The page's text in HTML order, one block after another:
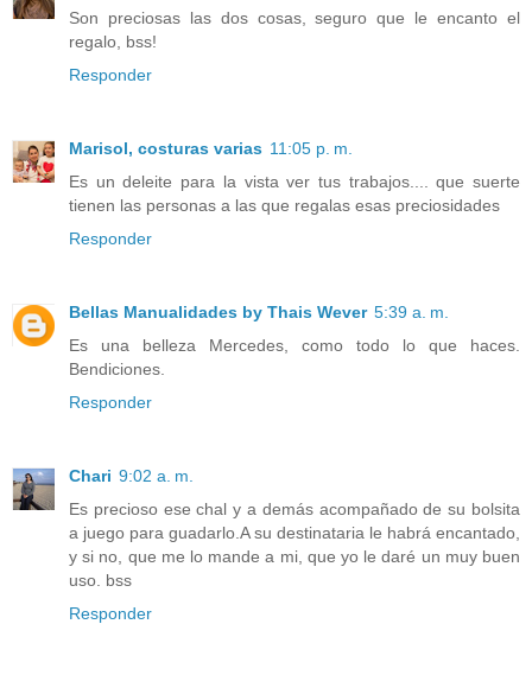
Son preciosas las dos cosas, seguro que le encanto el
regalo, bss!
Responder
Marisol, costuras varias 11:05 p. m.
Es un deleite para la vista ver tus trabajos.... que suerte
tienen las personas a las que regalas esas preciosidades
Responder
Bellas Manualidades by Thais Wever 5:39 a. m.
Es una belleza Mercedes, como todo lo que haces.
Bendiciones.
Responder
Chari 9:02 a. m.
Es precioso ese chal y a demás acompañado de su bolsita
a juego para guadarlo.A su destinataria le habrá encantado,
y si no, que me lo mande a mi, que yo le daré un muy buen
uso. bss
Responder